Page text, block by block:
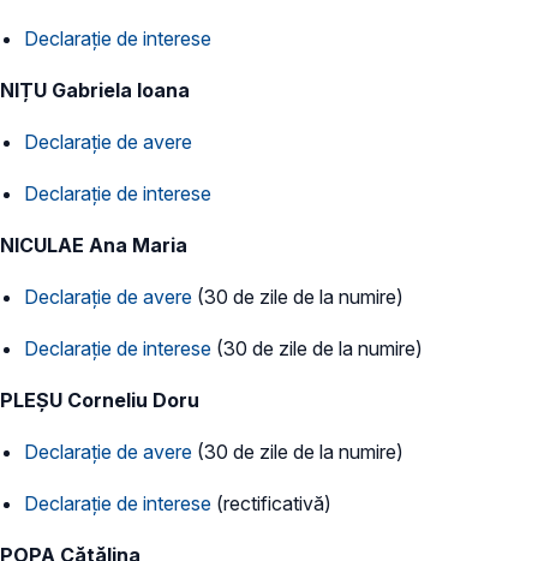
Declarație de interese
NIȚU Gabriela Ioana
Declarație de avere
Declarație de interese
NICULAE Ana Maria
Declarație de avere (30 de zile de la numire)
Declarație de interese (30 de zile de la numire)
PLEȘU Corneliu Doru
Declarație de avere (30 de zile de la numire)
Declarație de interese (rectificativă)
POPA Cătălina